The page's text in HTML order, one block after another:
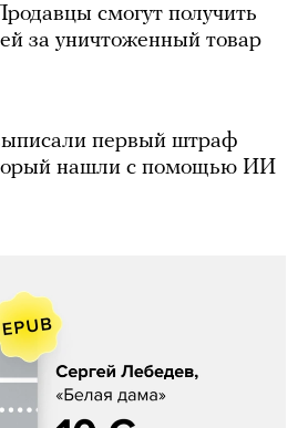
смогут получить
за уничтоженный товар
первый штраф
нашли с помощью ИИ